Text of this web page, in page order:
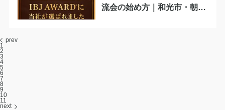
流会の始め方｜和光市・朝霞
prev
1
2
3
4
5
6
7
8
9
10
11
next